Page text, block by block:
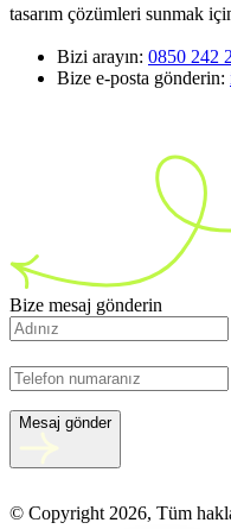
tasarım çözümleri sunmak
Bizi arayın: 0850 242
Bize e-posta gönderin:
Bize mesaj gönderin
Mesaj gönder
© Copyright 2026, Tüm